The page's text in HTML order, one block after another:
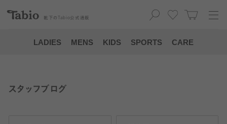
靴下の Tabio 公式通販
LADIES MENS KIDS SPORTS CARE
スタッフブログ